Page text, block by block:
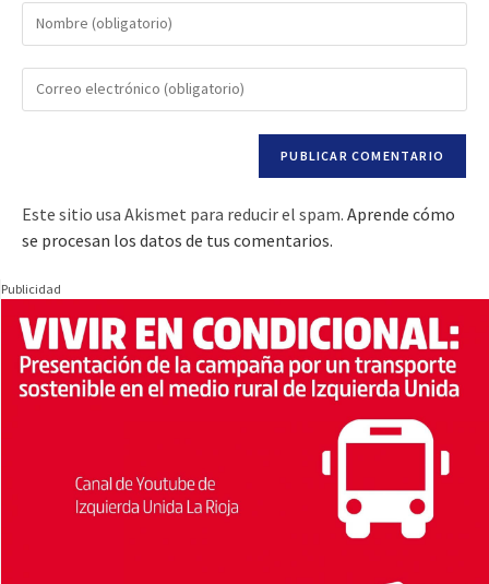
Este sitio usa Akismet para reducir el spam. Aprende cómo
se procesan los datos de tus comentarios.
Publicidad